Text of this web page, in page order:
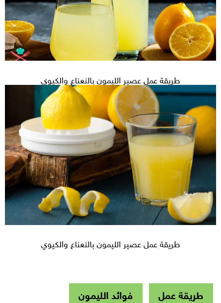
طريقة عمل عصير الليمون بالنعناع والكيوي
طريقة عمل عصير الليمون بالنعناع والكيوي
طريقة عمل
فوائد الليمون